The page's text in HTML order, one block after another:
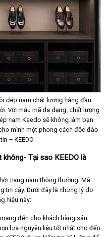
dép nam chất lượng hàng đầu.
Với mẫu mã đa dạng, chất lượng
nam Keedo sẽ không làm bạn
mình một phong cách độc đáo
– KEEDO
Tại sao KEEDO là
trang nam thông thường. Mà
tin cậy. Dưới đây là những lý do
hiệu này:
đến cho khách hàng sản
lựa nguyên liệu tốt nhất cho đến